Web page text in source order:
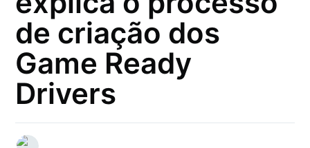
de criação dos
Game Ready
Drivers